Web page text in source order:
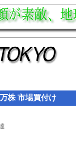
株 市場買付け